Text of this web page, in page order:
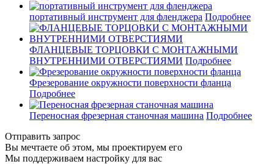
портативный инструмент для фленджера Подробнее
ФЛАНЦЕВЫЕ ТОРЦОВКИ С МОНТАЖНЫМИ
ВНУТРЕННИМИ ОТВЕРСТИЯМИ Подробнее
Фрезерование окружности поверхности фланца
Подробнее
Переносная фрезерная станочная машина Подробнее
Отправить запрос
Вы мечтаете об этом, мы проектируем его
Мы поддерживаем настройку для вас